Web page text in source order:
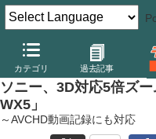
カテゴリ 過去記事
デジカメ Watch カメラ
ソニー、3D対応5倍ズ
WX5」
～AVCHD動画記録にも対応